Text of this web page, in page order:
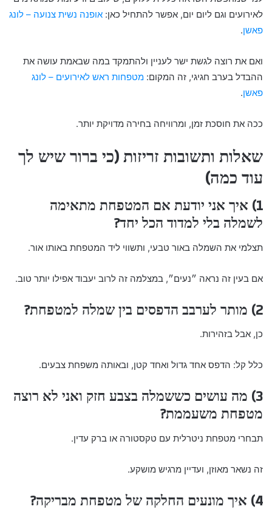
לאירועים וגם ליום יום, אפשר להתחיל כאן: אופנה נשית צנועה – לונג
פאשן.
ואם את רוצה לגשת ישר לעניין ולהתמקד במה שבאמת עושה את
ההבדל בערב חגיגי, זה המקום: מטפחות ראש לאירועים – לונג
פאשן.
ככה את חוסכת זמן, ומרוויחה בחירה מדויקת יותר.
שאלות ותשובות זריזות (כי ברור שיש לך
עוד כמה)
1) איך אני יודעת אם המטפחת מתאימה
לשמלה בלי למדוד הכל יחד?
תצלמי את השמלה באור טבעי, ותשווי ליד המטפחת באותו אור.
אם בעין זה נראה ״נעים״, במצלמה זה לרוב יעבוד אפילו יותר טוב.
2) מותר לערבב הדפסים בין שמלה למטפחת?
כן, אבל בזהירות.
כלל קל: הדפס אחד גדול ואחד קטן, ובאותה משפחת צבעים.
3) מה עושים כששמלה בצבע חזק ואני לא רוצה
מטפחת משעממת?
תבחרי מטפחת ניטרלית עם טקסטורה או ברק עדין.
זה נשאר מאוזן, ועדיין מרגיש מושקע.
4) איך מונעים החלקה של מטפחת מבריקה?